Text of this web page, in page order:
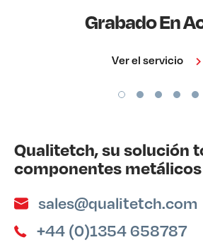
Grabado En
Ver el servicio
Qualitetch, su solución
componentes metálicos
sales@qualitetch.com
+44 (0)1354 658787